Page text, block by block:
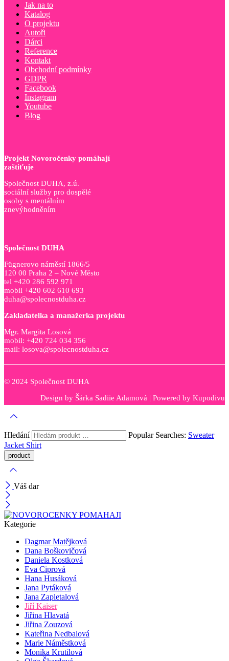
Jak na to
Katalog
O projektu
Autoři
Dárci
Reference
Kontakt
Obchodní podmínky
GDPR
Facebook
Instagram
Youtube
Blog
Projekt Novoročenky pomáhají
zaštiťuje
Společnost DUHA, z.ú.
sociální služby pro dospělé
osoby s mentálním
znevýhodněním
Společnost DUHA
Fügnerovo náměstí 1866/5
120 00 Praha 2 – Nové Město
tel +420 286 592 971
mobil +420 602 610 693
duha@spolecnostduha.cz
Zakladatelka a manažerka projektu
Mgr. Margita Losová
mobil: +420 724 034 356
mail: losova@spolecnostduha.cz
© 2024 Společnost DUHA
Design by Šárka Sadiie Adamová | Powered by Kupodivu
Hledání Popular Searches: Sweater
Jacket Shirt
Váš dar
Kategorie
Dagmar Matějková
Dana Boškovičová
Daniela Kostková
Eva Ciprová
Hana Husáková
Jana Pytáková
Jana Zapletalová
Jiří Kaiser
Jiřina Hlavatá
Jiřina Zouzová
Kateřina Nedbalová
Marie Náměstková
Monika Krutilová